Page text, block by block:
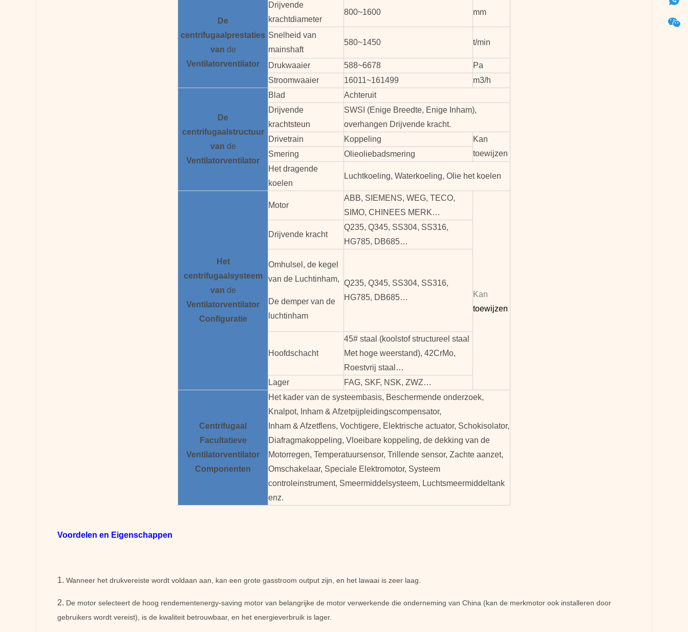
De
centrifugaal prestaties
van de
Ventilatorventilator
Drijvende
krachtdiameter
800~1600 mm
Snelheid van
mainshaft
580~1450 t/min
Drukwaaier 588~6678
Pa
Stroomwaaier
16011~161499 m3/h
De
centrifugaal structuur
van de
Ventilatorventilator
Blad
Achteruit
Drijvende
krachtsteun
SWSI (Enige Breedte, Enige Inham),
overhangen Drijvende kracht.
Drivetrain
Koppeling
Kan
toewijzen
Smering
Olieoliebadsmering
Het dragende
koelen
Luchtkoeling, Waterkoeling, Olie het koelen
Het
centrifugaal systeem
van de
Ventilatorventilator
Configuratie
Motor
ABB, SIEMENS, WEG, TECO,
SIMO, CHINEES MERK…
Kan
toewijzen
Drijvende kracht
Q235, Q345, SS304, SS316,
HG785, DB685…
Omhulsel, de kegel
van de Luchtinham,
De demper van de
luchtinham
Q235, Q345, SS304, SS316,
HG785, DB685…
Hoofdschacht
45# staal (koolstof structureel staal
Met hoge weerstand), 42CrMo,
Roestvrij staal…
Lager
FAG, SKF, NSK, ZWZ…
Centrifugaal
Facultatieve
Ventilatorventilator
Componenten
Het kader van de systeembasis, Beschermende onderzoek,
Knalpot, Inham & Afzetpijpleidingscompensator,
Inham & Afzetflens, Vochtigere, Elektrische actuator, Schokisolator,
Diafragmakoppeling, Vloeibare koppeling, de dekking van de
Motorregen, Temperatuursensor, Trillende sensor, Zachte aanzet,
Omschakelaar, Speciale Elektromotor, Systeem
controleinstrument, Smeermiddelsysteem, Luchtsmeermiddeltank
enz.
Voordelen en Eigenschappen
1. Wanneer het drukvereiste wordt voldaan aan, kan een grote gasstroom output zijn, en het lawaai is zeer laag.
2. De motor selecteert de hoog rendementenergy-saving motor van belangrijke de motor verwerkende die onderneming van China (kan de merkmotor ook installeren door
gebruikers wordt vereist), is de kwaliteit betrouwbaar, en het energieverbruik is lager.